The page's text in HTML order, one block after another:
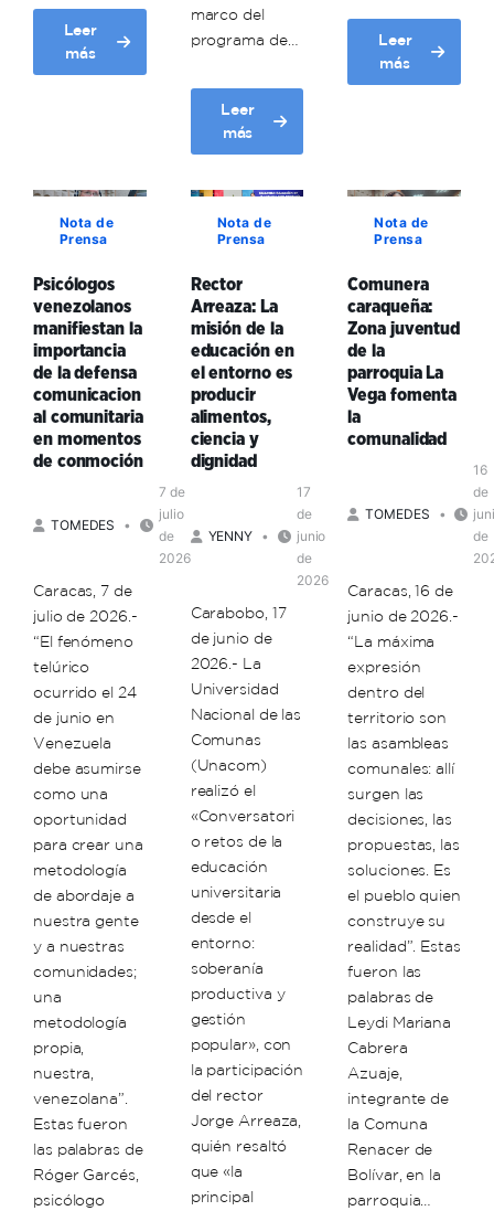
Leer
más
about
Unacom
sobre
gestión
emocional
doblete
sísmico
del
24J
marco del
programa de…
Leer
más
about
Profesor
Eloy
Ruiz
plantea
la
educación
entorno
para
la
Leer
más
about
Unacom
programas
de
formación
2
de
septiembre
Nota de
Prensa
Psicólogos
venezolanos
manifiestan la
importancia
de la defensa
comunicacion
al comunitaria
en momentos
de conmoción
TOMEDES
7 de
julio
de
2026
Caracas, 7 de
julio de 2026.-
“El fenómeno
telúrico
ocurrido el 24
de junio en
Venezuela
debe asumirse
como una
oportunidad
para crear una
metodología
de abordaje a
nuestra gente
y a nuestras
comunidades;
una
metodología
propia,
nuestra,
venezolana”.
Estas fueron
las palabras de
Róger Garcés,
psicólogo
Nota de
Prensa
Rector
Arreaza: La
misión de la
educación en
el entorno es
producir
alimentos,
ciencia y
dignidad
YENNY
17
de
junio
de
2026
Carabobo, 17
de junio de
2026.- La
Universidad
Nacional de las
Comunas
(Unacom)
realizó el
«Conversatori
o retos de la
educación
universitaria
desde el
entorno:
soberanía
productiva y
gestión
popular», con
la participación
del rector
Jorge Arreaza,
quién resaltó
que «la
principal
Nota de
Prensa
Comunera
caraqueña:
Zona juventud
de la
parroquia La
Vega fomenta
la
comunalidad
TOMEDES
16
de
de
Caracas, 16 de
junio de 2026.-
“La máxima
expresión
dentro del
territorio son
las asambleas
comunales: allí
surgen las
decisiones, las
propuestas, las
soluciones. Es
el pueblo quien
construye su
realidad”. Estas
fueron las
palabras de
Leydi Mariana
Cabrera
Azuaje,
integrante de
la Comuna
Renacer de
Bolívar, en la
parroquia…